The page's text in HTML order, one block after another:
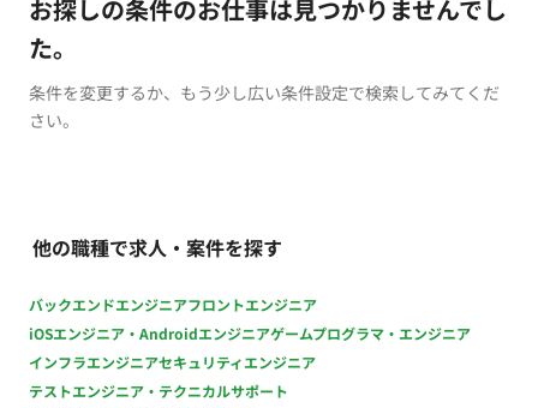
お探しの条件のお仕事は見つかりませんでし
た。
条件を変更するか、もう少し広い条件設定で検索してみてくだ
さい。
他の職種で求人・案件を探す
バックエンドエンジニアフロントエンジニア
iOSエンジニア・Androidエンジニアゲームプログラマ・エンジニア
インフラエンジニアセキュリティエンジニア
テストエンジニア・テクニカルサポート